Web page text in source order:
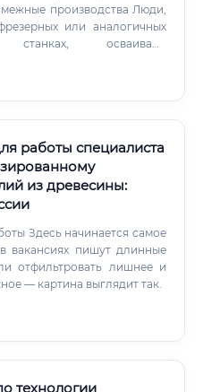
производства Люди,
или аналогичных
станках, осваивают
освоить профессию 📚
работы специалиста
из древесины:
Здесь начинается самое
вакансиях пишут длинные
отфильтровать лишнее и
— картина выглядит так.
технологии